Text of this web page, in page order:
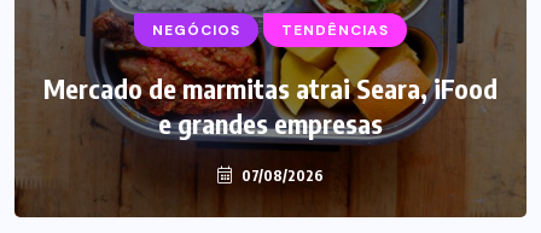
NEGÓCIOS TENDÊNCIAS
Mercado de marmitas atrai Seara, iFood
e grandes empresas
07/08/2026
SUPLEMENTOS
Caffeine Army lança campanha para o
Dia dos Pais
07/08/2026